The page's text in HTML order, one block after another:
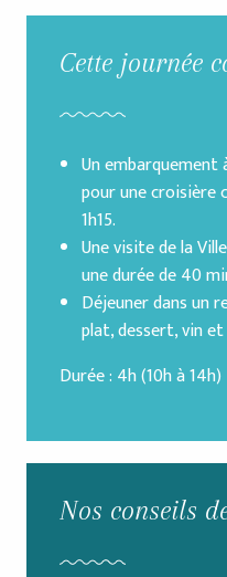
Cette journée
Un embarquement
pour une croisière
1h15.
Une visite de la
une durée de 40
Déjeuner dans un
plat, dessert, vin
Durée : 4h (10h à 14h)
Nos conseils